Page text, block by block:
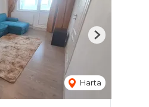
Harta
Next